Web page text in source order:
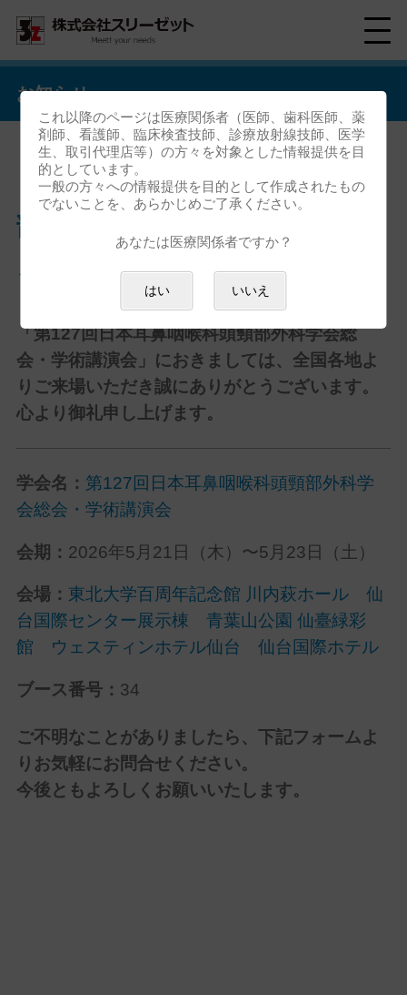
お知らせ
「第127回日本耳鼻咽喉科頭頸
部外科学会総会・学術講演会」
ご来場御礼
「第127回日本耳鼻咽喉科頭頸部外科学会総
会・学術講演会」におきましては、全国各地よ
りご来場いただき誠にありがとうございます。
心より御礼申し上げます。
学会名： 第127回日本耳鼻咽喉科頭頸部外科学
会総会・学術講演会
会期： 2026年5月21日（木）〜5月23日（土）
会場： 東北大学百周年記念館 川内萩ホール 仙
台国際センター展示棟 青葉山公園 仙臺緑彩
館 ウェスティンホテル仙台 仙台国際ホテル
ブース番号： 34
ご不明なことがありましたら、下記フォームよ
りお気軽にお問合せください。
今後ともよろしくお願いいたします。
これ以降のページは医療関係者（医師、歯科医師、薬
剤師、看護師、臨床検査技師、診療放射線技師、医学
生、取引代理店等）の方々を対象とした情報提供を目
的としています。
一般の方々への情報提供を目的として作成されたもの
でないことを、あらかじめご了承ください。
あなたは医療関係者ですか？
はい いいえ